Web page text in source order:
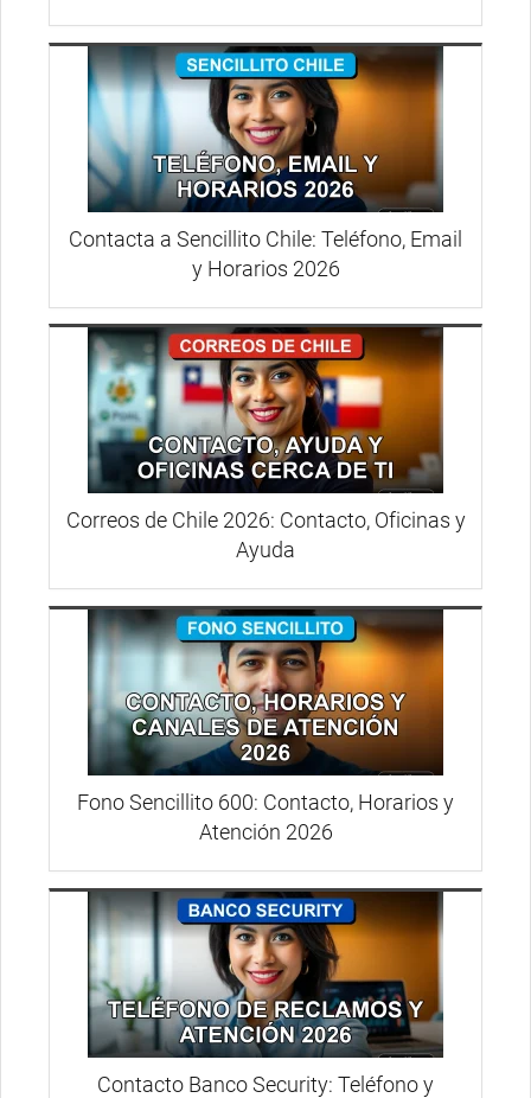
Contacta a Sencillito Chile: Teléfono, Email
y Horarios 2026
Correos de Chile 2026: Contacto, Oficinas y
Ayuda
Fono Sencillito 600: Contacto, Horarios y
Atención 2026
Contacto Banco Security: Teléfono y